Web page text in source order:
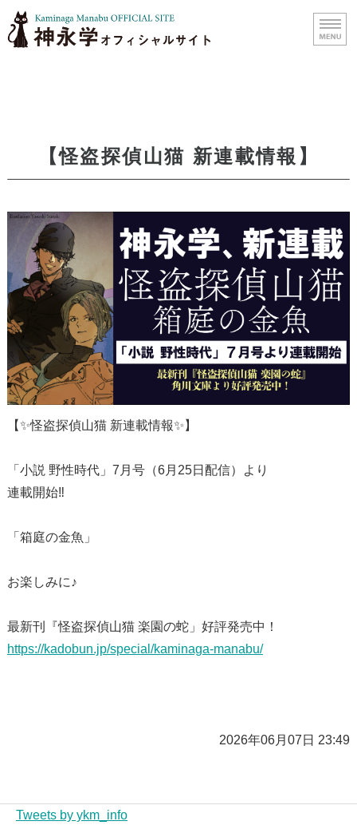
小説家 神永
プロフィール
著作紹介
メルマガメンバー登録
お問い合わせ・ご依頼
【怪盗探偵山猫 新連載情報】
【✨怪盗探偵山猫 新連載情報✨】
「小説 野性時代」7月号（6月25日配信）より
連載開始‼️
「箱庭の金魚」
お楽しみに♪
最新刊『怪盗探偵山猫 楽園の蛇」好評発売中！
https://kadobun.jp/special/kaminaga-manabu/
2026年06月07日 23:49
Tweets by ykm_info